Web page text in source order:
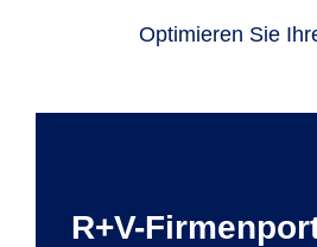
Optimieren Sie
R+V-